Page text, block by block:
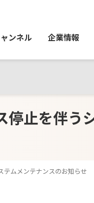
ンネル 企業情報
止を伴う
テムメンテナンスのお知らせ